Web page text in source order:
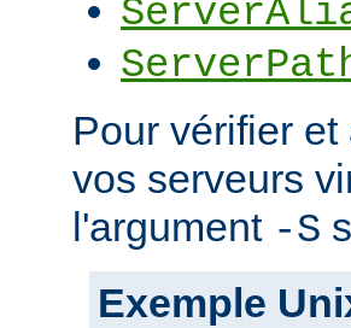
Pour vérifier
vos serveurs
l'argument -S
Exemple